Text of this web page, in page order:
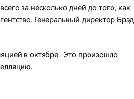
за несколько дней до того, как
Генеральный директор Брэд
в октябре. Это произошло